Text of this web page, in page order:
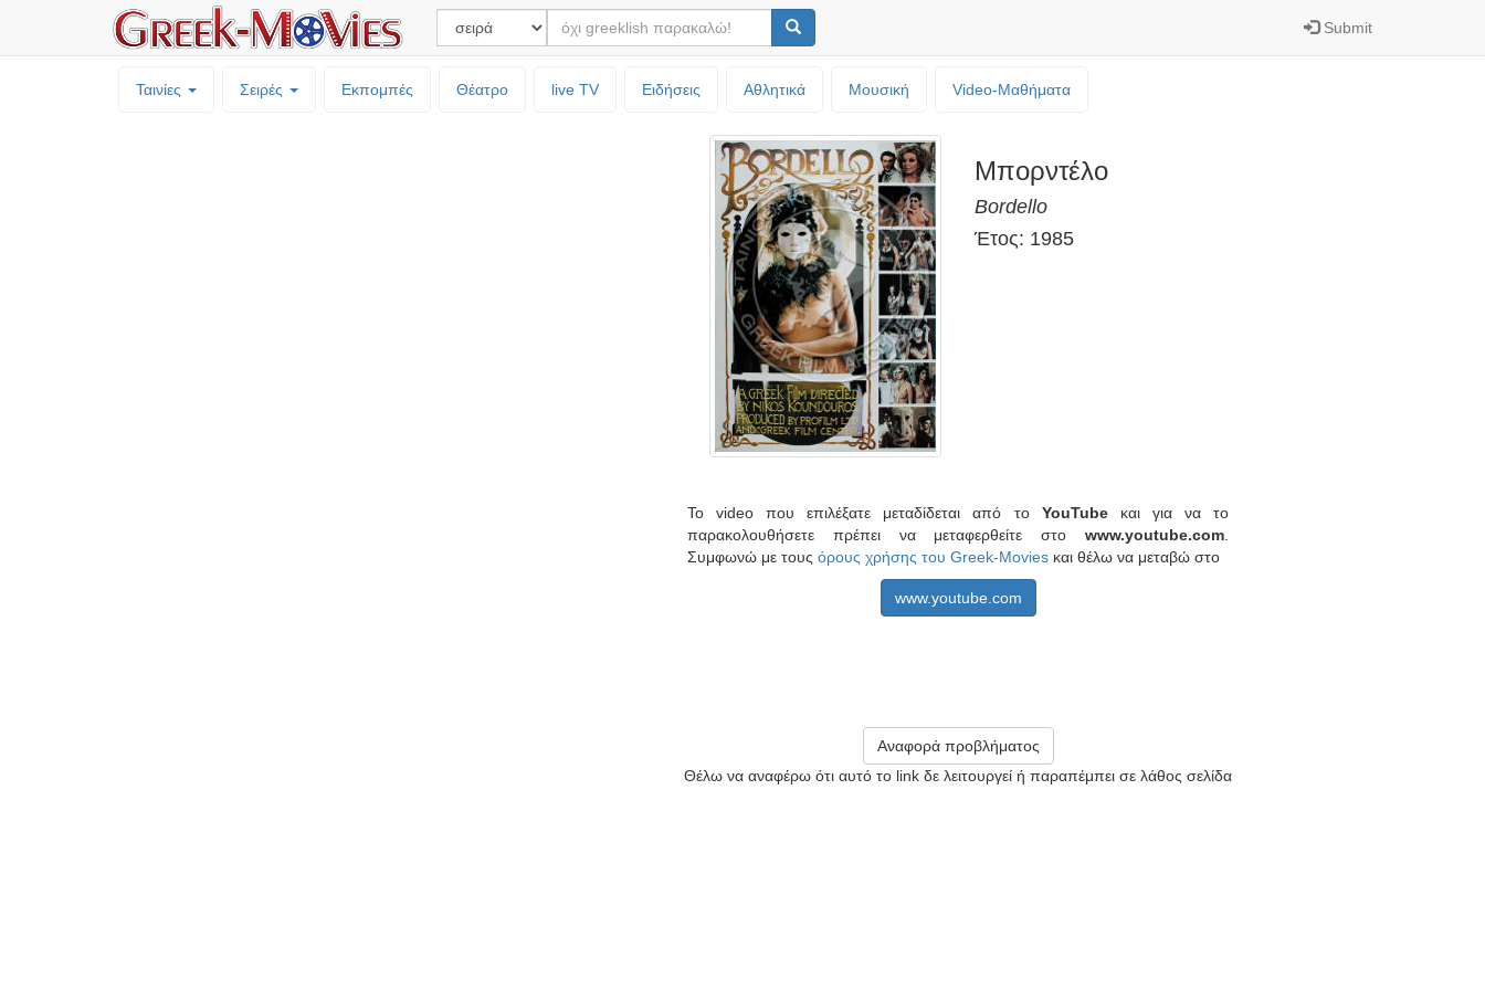
Submit
Ταινίες Σειρές Εκπομπές Θέατρο live TV Ειδήσεις Αθλητικά Μουσική Video-Mαθήματα
Μπορντέλο
Bordello
Έτος: 1985
Το video που επιλέξατε μεταδίδεται από το YouTubeκαι για να το
παρακολουθήσετε πρέπει να μεταφερθείτε στο www.youtube.com.
Συμφωνώ με τους όρους χρήσης του Greek-Moviesκαι θέλω να μεταβώ στο
www.youtube.com
Αναφορά προβλήματος
Θέλω να αναφέρω ότι αυτό το link δε λειτουργεί ή παραπέμπει σε λάθος σελίδα